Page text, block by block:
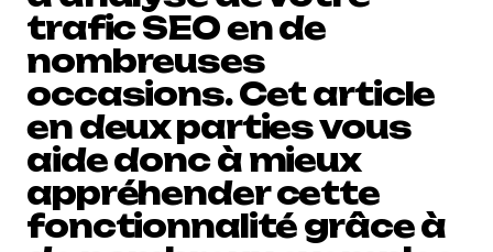
trafic SEO en de
nombreuses
occasions. Cet article
en deux parties vous
aide donc à mieux
appréhender cette
fonctionnalité grâce à